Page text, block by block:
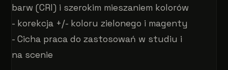
barw (CRI) i szerokim mieszaniem kolorów
- korekcja +/- koloru zielonego i magenty
- Cicha praca do zastosowań w studiu i
na scenie